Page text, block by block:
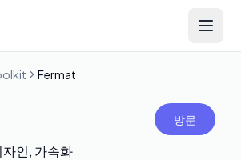
Open
Fermat
방문
인, 가속화